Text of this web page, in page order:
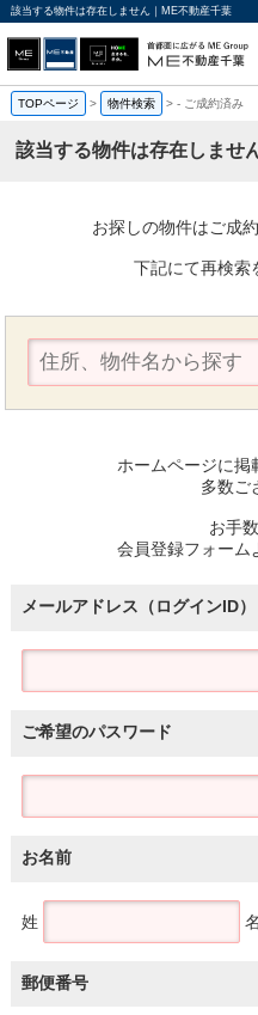
該当する物件は存在しません｜ME不動産千葉
TOPページ > 物件検索 >- ご成約済み
該当する物件は存在しませ
お探しの物件はご成
下記にて再検索
ホームページに掲
多数ご
お手
会員登録フォーム
メールアドレス（ログインID）
ご希望のパスワード
お名前
姓 名
郵便番号